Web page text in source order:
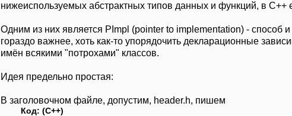
нижеиспользуемых абстрактных типов данных и функций, в
Одним из них является PImpl (pointer to implementation) - способ
гораздо важнее, хоть как-то упорядочить декларационные
имён всякими "потрохами" классов.
Идея предельно простая:
В заголовочном файле, допустим, header.h, пишем
Код: (C++)